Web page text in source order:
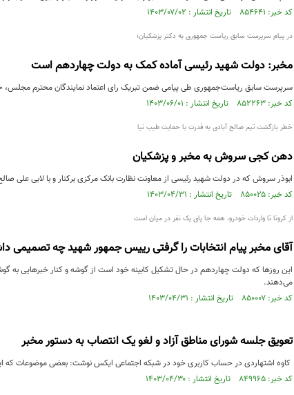
کد خبر: ۸۵۴۶۴۱ تاریخ انتشار : ۱۴۰۳/۰۷/۰۲
در پیام سرپرست سابق ریاست جمهوری به دکتر پزشکیان؛
مخبر: دولت شهید رئیسی آماده کمک به دولت چهاردهم است
سرپرست سابق ریاست‌جمهوری طی پیامی ضمن تبریک رای اعتماد نمایندگان محترم
کد خبر: ۸۵۲۲۶۳ تاریخ انتشار : ۱۴۰۳/۰۶/۰۱
خطر بازگشت تیم صالح آبادی به قدرت با حمایت طیب نیا
دهن کجی سروش به مخبر و پزشکیان
ابوذر سروش که در دولت شهید رئیسی از معاونت نظارت بانک مرکزی برکنار و با لابی علی
کد خبر: ۸۵۰۰۲۵ تاریخ انتشار : ۱۴۰۳/۰۴/۳۱
از کرونا تا واردات خودرو، همه جا پای یک نفر در میان است
آقای مخبر پیام انتخابات را گرفتی رییس جمهور شهید چه
این روزها که دولت چهاردهم در حال تشکیل کابینه خود است از گوشه و کنار خبرهایی به
می‌دهند.
کد خبر: ۸۵۰۰۰۷ تاریخ انتشار : ۱۴۰۳/۰۴/۳۱
تعویق جلسه شورای مناطق آزاد و لغو یک انتصاب به دستور مخبر
کاوه اشتهاردی در حساب کاربری خود در شبکه اجتماعی ایکس نوشت: بعضی موضوعات که
کد خبر: ۸۴۹۹۶۵ تاریخ انتشار : ۱۴۰۳/۰۴/۳۰